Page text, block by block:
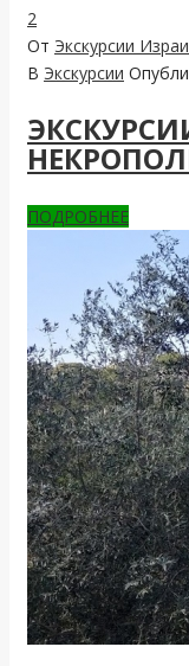
2
От Экскурсии
В Экскурсии
ПОДРОБНЕЕ